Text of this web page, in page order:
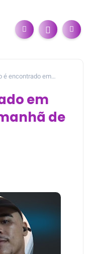
é encontrado em
em
de